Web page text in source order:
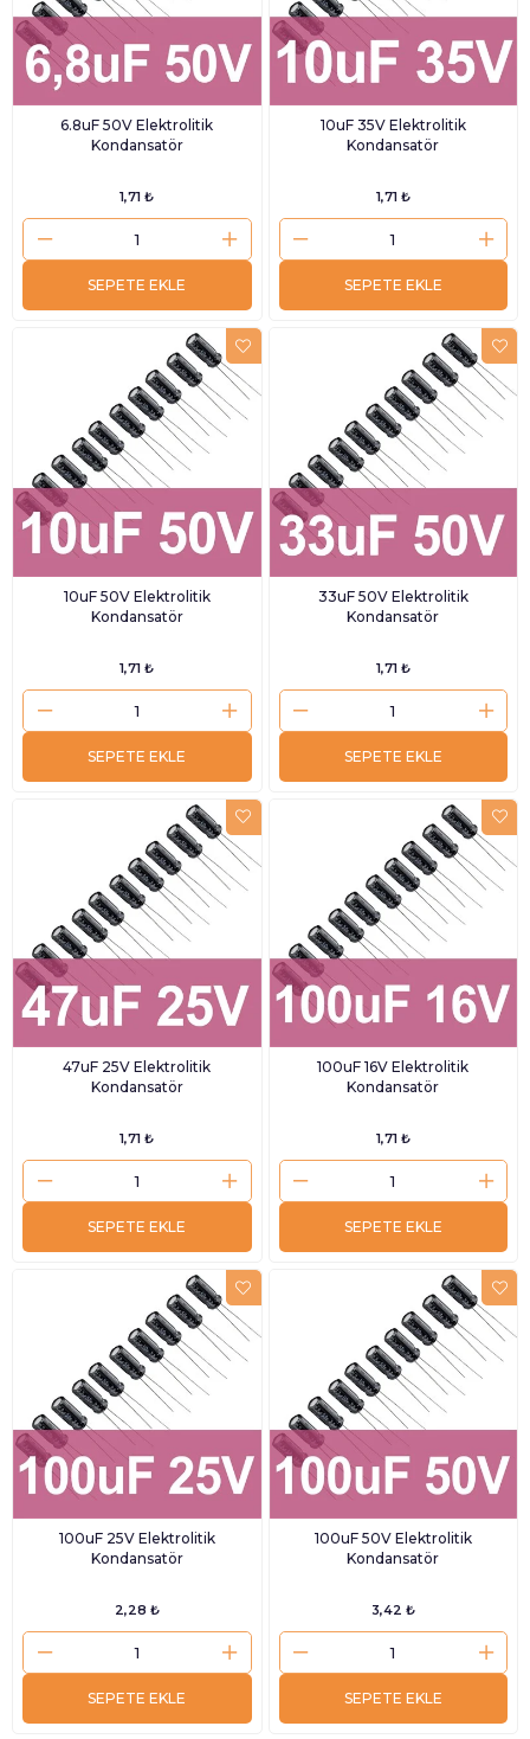
6.8uF 50V Elektrolitik
Kondansatör
1,71 ₺
SEPETE EKLE
10uF 35V Elektrolitik
Kondansatör
1,71 ₺
SEPETE EKLE
10uF 50V Elektrolitik
Kondansatör
1,71 ₺
SEPETE EKLE
33uF 50V Elektrolitik
Kondansatör
1,71 ₺
SEPETE EKLE
47uF 25V Elektrolitik
Kondansatör
1,71 ₺
SEPETE EKLE
100uF 16V Elektrolitik
Kondansatör
1,71 ₺
SEPETE EKLE
100uF 25V Elektrolitik
Kondansatör
2,28 ₺
SEPETE EKLE
100uF 50V Elektrolitik
Kondansatör
3,42 ₺
SEPETE EKLE